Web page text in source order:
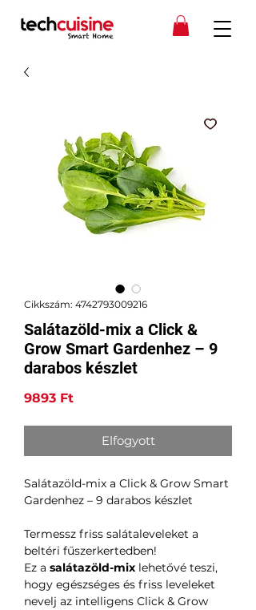
Cikkszám: 4742793009216
Salátazöld-mix a Click &
Grow Smart Gardenhez – 9
darabos készlet
9893 FtÁr
Elfogyott
Salátazöld-mix a Click & Grow Smart
Gardenhez – 9 darabos készlet
Termessz friss salátaleveleket a
beltéri fűszerkertedben!
Ez a salátazöld-mix lehetővé teszi,
hogy egészséges és friss leveleket
nevelj az intelligens Click & Grow